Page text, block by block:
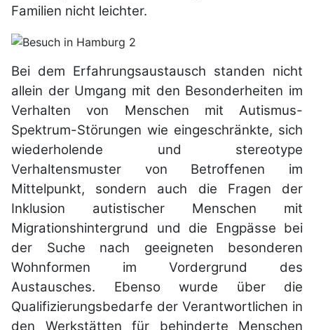
Familien nicht leichter.
Bei dem Erfahrungsaustausch standen nicht
allein der Umgang mit den Besonderheiten im
Verhalten von Menschen mit Autismus-
Spektrum-Störungen wie eingeschränkte, sich
wiederholende und stereotype
Verhaltensmuster von Betroffenen im
Mittelpunkt, sondern auch die Fragen der
Inklusion autistischer Menschen mit
Migrationshintergrund und die Engpässe bei
der Suche nach geeigneten besonderen
Wohnformen im Vordergrund des
Austausches. Ebenso wurde über die
Qualifizierungsbedarfe der Verantwortlichen in
den Werkstätten für behinderte Menschen